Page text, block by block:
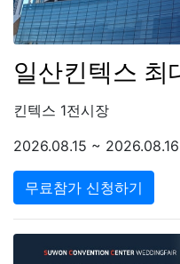
일산킨텍스 최
킨텍스 1전시장
2026.08.15 ~ 2026.08.16
무료참가 신청하기